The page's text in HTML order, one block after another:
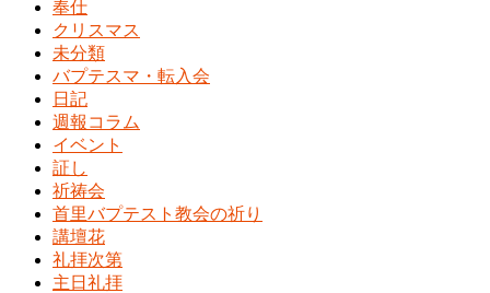
奉仕
クリスマス
未分類
バプテスマ・転入会
日記
週報コラム
イベント
証し
祈祷会
首里バプテスト教会の祈り
講壇花
礼拝次第
主日礼拝